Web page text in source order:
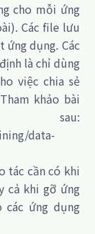
cho mỗi ứng
Các file lưu
ứng dụng. Các
là chỉ dùng
việc chia sẻ
khảo bài
data-
tác cần có khi
cả khi gỡ ứng
các ứng dụng